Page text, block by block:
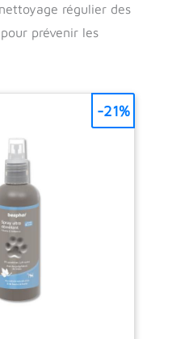
régulier des
prévenir les
-21%